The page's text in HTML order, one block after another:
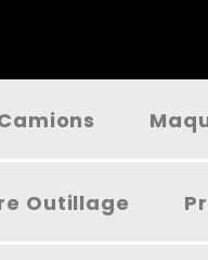
Outillage